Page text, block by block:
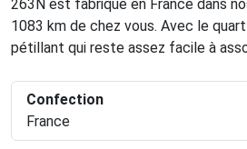
263N est fabriqué en France dans
1083 km de chez vous. Avec le
pétillant qui reste assez facile à
Confection
France